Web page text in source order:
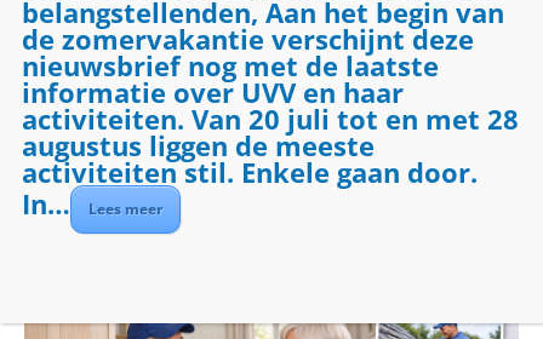
Dit evenement is voorbij.
Evenementenreeks:Klussendienst
Klussendienst
mei 11 @ 09:00- 17:00
belangstellenden, Aan het begin van
de zomervakantie verschijnt deze
nieuwsbrief nog met de laatste
informatie over UVV en haar
activiteiten. Van 20 juli tot en met 28
augustus liggen de meeste
activiteiten stil. Enkele gaan door.
In…
Lees meer